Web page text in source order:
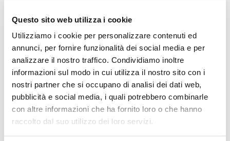
Questo sito web utilizza i cookie
Utilizziamo i cookie per personalizzare contenuti ed
annunci, per fornire funzionalità dei social media e per
analizzare il nostro traffico. Condividiamo inoltre
informazioni sul modo in cui utilizza il nostro sito con i
nostri partner che si occupano di analisi dei dati web,
pubblicità e social media, i quali potrebbero combinarle
con altre informazioni che ha fornito loro o che hanno
raccolto dal suo utilizzo dei loro servizi.
Unità didattica 9 Introduzione al 2° anno Diritto -
Modulo 3 Le autonomie - Modulo 4 UE (Unione
Europea) e Organizzazioni Internazionali - CL 1A
Info